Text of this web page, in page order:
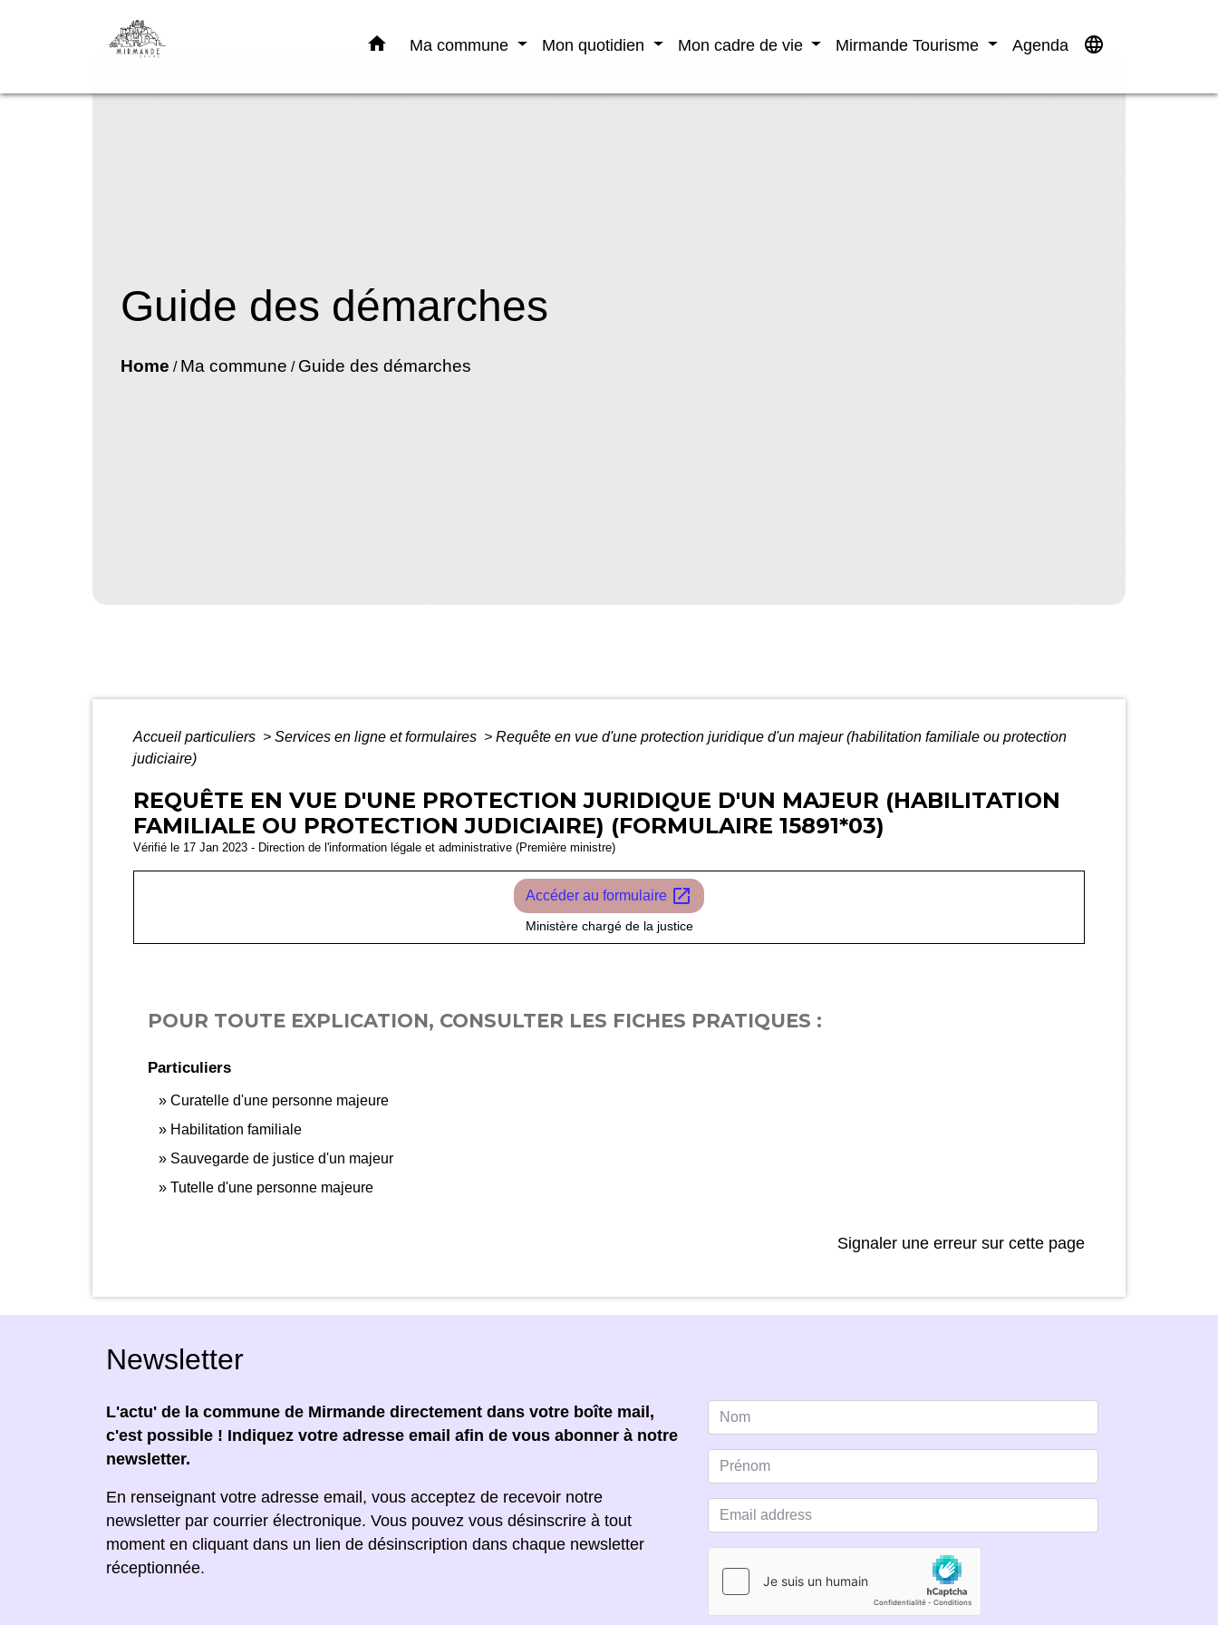
home Ma commune Mon quotidien Mon cadre de vie Mirmande Tourisme Agenda language
Guide des démarches
Home / Ma commune / Guide des démarches
Accueil particuliers > Services en ligne et formulaires > Requête en vue d'une protection juridique d'un majeur (habilitation familiale ou protection
judiciaire)
REQUÊTE EN VUE D'UNE PROTECTION JURIDIQUE D'UN MAJEUR (HABILITATION
FAMILIALE OU PROTECTION JUDICIAIRE) (FORMULAIRE 15891*03)
Vérifié le 17 Jan 2023 - Direction de l'information légale et administrative (Première ministre)
Accéder au formulaire open_in_new
Ministère chargé de la justice
POUR TOUTE EXPLICATION, CONSULTER LES FICHES PRATIQUES :
Particuliers
Curatelle d'une personne majeure
Habilitation familiale
Sauvegarde de justice d'un majeur
Tutelle d'une personne majeure
Signaler une erreur sur cette page
Newsletter
L'actu' de la commune de Mirmande directement dans votre boîte mail,
c'est possible ! Indiquez votre adresse email afin de vous abonner à notre
newsletter.
En renseignant votre adresse email, vous acceptez de recevoir notre
newsletter par courrier électronique. Vous pouvez vous désinscrire à tout
moment en cliquant dans un lien de désinscription dans chaque newsletter
réceptionnée.